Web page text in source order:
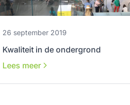
26 september 2019
Kwaliteit in de ondergrond
Lees meer